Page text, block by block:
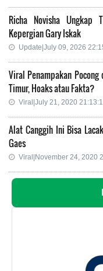
Richa Novisha Ungkap
Kepergian Gary Iskak
Update|July 09, 2026
Viral Penampakan Pocong
Timur, Hoaks atau Fakta?
Viral|July 21, 2020
Alat Canggih Ini Bisa
Gaes
Viral|November 24, 2020